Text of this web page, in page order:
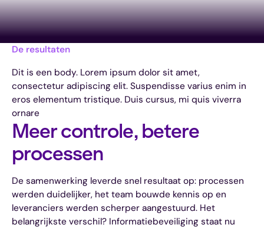
De resultaten
Dit is een body. Lorem ipsum dolor sit amet,
consectetur adipiscing elit. Suspendisse varius enim in
eros elementum tristique. Duis cursus, mi quis viverra
ornare
Meer controle, betere
processen
De samenwerking leverde snel resultaat op: processen
werden duidelijker, het team bouwde kennis op en
leveranciers werden scherper aangestuurd. Het
belangrijkste verschil? Informatiebeveiliging staat nu